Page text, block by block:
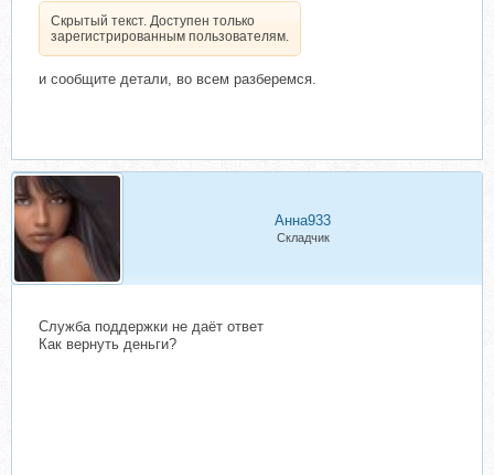
Скрытый текст. Доступен только
зарегистрированным пользователям.
и сообщите детали, во всем разберемся.
Анна933
Складчик
Служба поддержки не даёт ответ
Как вернуть деньги?